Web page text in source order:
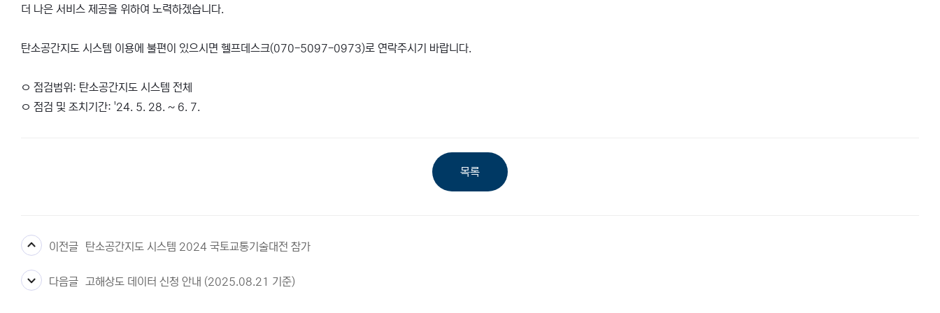
더 나은 서비스 제공을 위하여 노력하겠습니다.
탄소공간지도 시스템 이용에 불편이 있으시면 헬프데스크(070-5097-0973)로 연락주시기 바랍니다.
ㅇ 점검범위: 탄소공간지도 시스템 전체
ㅇ 점검 및 조치기간: '24. 5. 28. ~ 6. 7.
목록
이전글 탄소공간지도 시스템 2024 국토교통기술대전 참가
다음글 고해상도 데이터 신청 안내 (2025.08.21 기준)